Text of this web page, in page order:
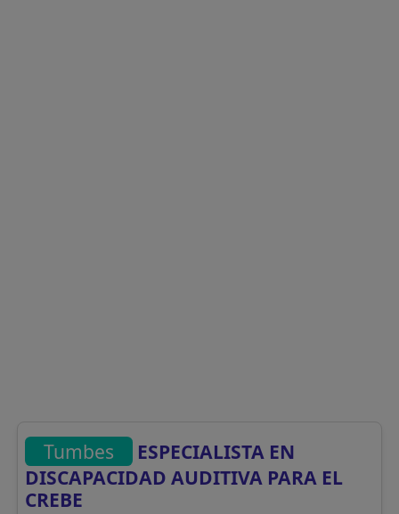
Tumbes
ESPECIALISTA EN
DISCAPACIDAD AUDITIVA PARA EL
CREBE